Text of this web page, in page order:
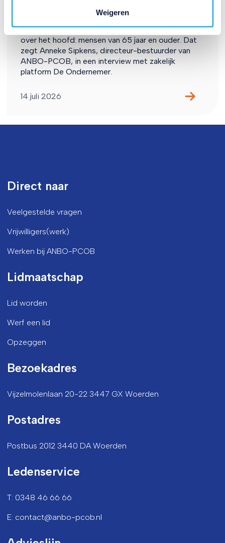
Weigeren
kansen bedrijven
Bedrijven zien een groeiende groep consumenten
over het hoofd: mensen van 65 jaar en ouder. Dat
zegt Anneke Sipkens, directeur-bestuurder van
ANBO-PCOB, in een interview met zakelijk
platform De Ondernemer.
14 juli 2026
Direct naar
Veelgestelde vragen
Vrijwilligers(werk)
Werken bij ANBO-PCOB
Lidmaatschap
Lid worden
Werf een lid
Opzeggen
Bezoekadres
Vijzelmolenlaan 20-22 3447 GX Woerden
Postadres
Postbus 2012 3440 DA Woerden
Ledenservice
T: 0348 46 66 66
E: contact@anbo-pcob.nl